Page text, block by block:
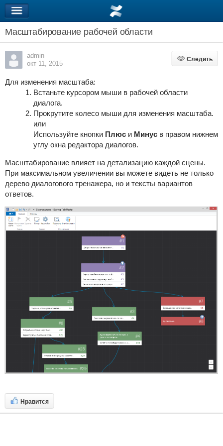
Масштабирование рабочей области
admin
окт 11, 2015
Следить
Следить
Для изменения масштаба:
Встаньте курсором мыши в рабочей области
диалога.
Прокрутите колесо мыши для изменения масштаба.
или
Используйте кнопки Плюси Минусв правом нижнем
углу окна редактора диалогов.
Масштабирование влияет на детализацию каждой сцены.
При максимальном увеличении вы можете видеть не только
дерево диалогового тренажера, но и тексты вариантов
ответов.
Нравится